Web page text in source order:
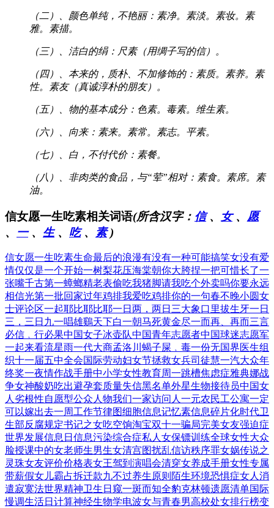
（二）、颜色单纯，不艳丽：素净。素淡。素妆。素
雅。素描。
（三）、洁白的绢：尺素（用绸子写的信）。
（四）、本来的，质朴、不加修饰的：素质。素养。素
性。素友（真诚淳朴的朋友）。
（五）、物的基本成分：色素。毒素。维生素。
（六）、向来：素来。素常。素志。平素。
（七）、白，不付代价：素餐。
（八）、非肉类的食品，与“荤”相对：素食。素席。素
油。
信女愿一生吃素相关词语(所含汉字： 信、 女、 愿
、 一、 生、 吃、 素)
信女愿一生吃素生命最后的浪漫有没有一种可能搞笑女没有爱
情仅仅是一个开始一树梨花压海棠朝你大胯捏一把可惜长了一
张嘴千古第一蟑螂精老表偷吃我猪脚请我吃个外卖吗你要永远
相信光第一批回家过年鸡排我爱吃鸡排你的一句春不晚小圆女
士评论区一起耶比耶比耶一日两，两日三大象口里拔生牙一日
三，三日九一唱雄鷄天下白一朝马死黄金尽一而再、再而三言
必信﹐行必果中国女子冰壶队中国青年志愿者中国球迷志愿军
一起来看流星雨一代大商孟洛川 蝎子屎﹐毒一份无国界医生组
织十一届五中全会国际劳动妇女节拯救女兵司徒慧一汽大众年
终奖一夜情作战手册中小学女性教育周一跳槽焦虑症雅典娜战
争女神酸奶吃出避孕套质量失信黑名单外星生物接待员中国女
人劣根性自愿型公众人物我们一家访问人 一元农民工公寓一定
可以嫁出去一周工作节律图细胞信息记忆素信息碎片化时代卫
生部反腐规定书记之女吃空饷淘宝双十一骗局完美女友强迫症
世界发展信息日 信息污染综合症私人女保镖训练全球女性大众
脸授课中的女老师生男生女清宫图扰乱信访秩序罪女娲传说之
灵珠女友评价价格表女王驾到演唱会清穿女养成手册女性专属
带薪假女儿霸占拆迁款九不过养生原则 陌生环境恐惧症女人消
遣寂寞法世界精神卫生日 窥一斑而知全豹克林顿遗愿清单国际
慢调生活日 计算神经生物学电波女与青春男高校处女排行榜变